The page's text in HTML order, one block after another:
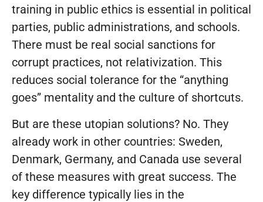
training in public ethics is essential in political
parties, public administrations, and schools.
There must be real social sanctions for
corrupt practices, not relativization. This
reduces social tolerance for the “anything
goes” mentality and the culture of shortcuts.
But are these utopian solutions? No. They
already work in other countries: Sweden,
Denmark, Germany, and Canada use several
of these measures with great success. The
key difference typically lies in the